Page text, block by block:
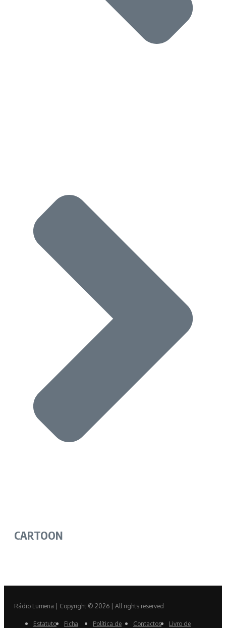
CARTOON
Rádio Lumena | Copyright © 2026 | All rights reserved
Estatuto Ficha Política de Contactos Livro de